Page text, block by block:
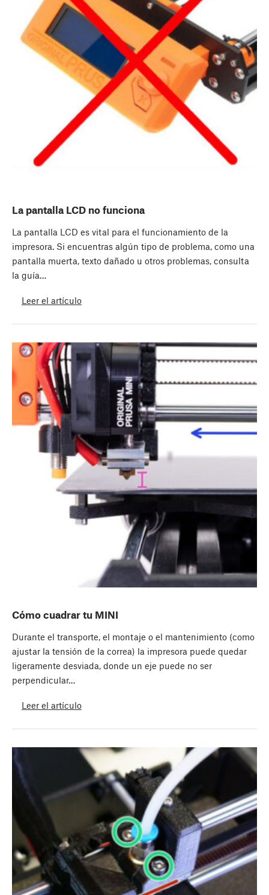
La pantalla LCD no funciona
La pantalla LCD es vital para el funcionamiento de la
impresora. Si encuentras algún tipo de problema, como una
pantalla muerta, texto dañado u otros problemas, consulta
la guía…
Leer el artículo
Cómo cuadrar tu MINI
Durante el transporte, el montaje o el mantenimiento (como
ajustar la tensión de la correa) la impresora puede quedar
ligeramente desviada, donde un eje puede no ser
perpendicular…
Leer el artículo